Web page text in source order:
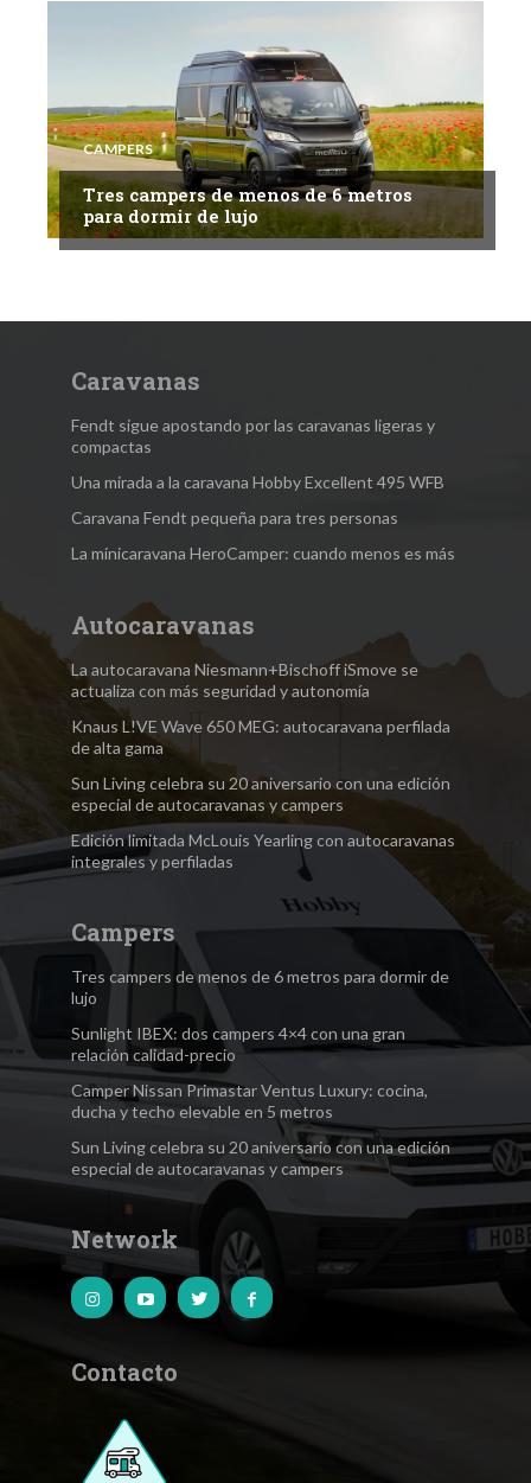
CAMPERS
Tres campers de menos de 6 metros
para dormir de lujo
Caravanas
Fendt sigue apostando por las caravanas ligeras y
compactas
Una mirada a la caravana Hobby Excellent 495 WFB
Caravana Fendt pequeña para tres personas
La minicaravana HeroCamper: cuando menos es más
Autocaravanas
La autocaravana Niesmann+Bischoff iSmove se
actualiza con más seguridad y autonomía
Knaus L!VE Wave 650 MEG: autocaravana perfilada
de alta gama
Sun Living celebra su 20 aniversario con una edición
especial de autocaravanas y campers
Edición limitada McLouis Yearling con autocaravanas
integrales y perfiladas
Campers
Tres campers de menos de 6 metros para dormir de
lujo
Sunlight IBEX: dos campers 4×4 con una gran
relación calidad-precio
Camper Nissan Primastar Ventus Luxury: cocina,
ducha y techo elevable en 5 metros
Sun Living celebra su 20 aniversario con una edición
especial de autocaravanas y campers
Network
Contacto